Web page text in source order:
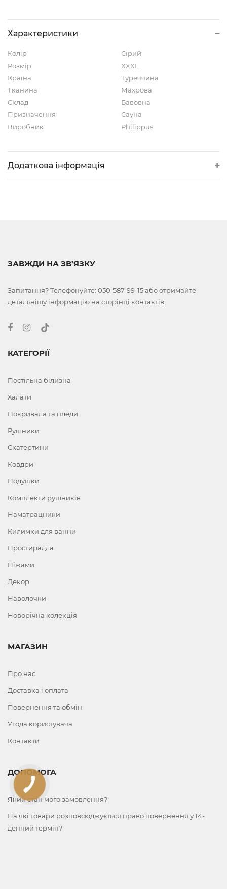
Характеристики
Колір
Сірий
Розмір
XXXL
Країна
Туреччина
Тканина
Махрова
Склад
Бавовна
Призначення
Сауна
Виробник
Philippus
Додаткова інформація
ЗАВЖДИ НА ЗВ’ЯЗКУ
Запитання? Телефонуйте: 050-587-99-15або отримайте
детальнішу інформацію на сторінці контактів
КАТЕГОРІЇ
Постільна білизна
Халати
Покривала та пледи
Рушники
Скатертини
Ковдри
Подушки
Комплекти рушників
Наматрацники
Килимки для ванни
Простирадла
Піжами
Декор
Наволочки
Новорічна колекція
МАГАЗИН
Про нас
Доставка і оплата
Повернення та обмін
Угода користувача
Контакти
ДОПОМОГА
Який стан мого замовлення?
На які товари розповсюджується право повернення у 14-
денний термін?